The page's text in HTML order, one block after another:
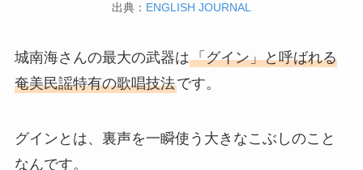
出典： ENGLISH JOURNAL
城南海さんの最大の武器は「グイン」と呼ばれる
奄美民謡特有の歌唱技法です。
グインとは、裏声を一瞬使う大きなこぶしのこと
なんです。